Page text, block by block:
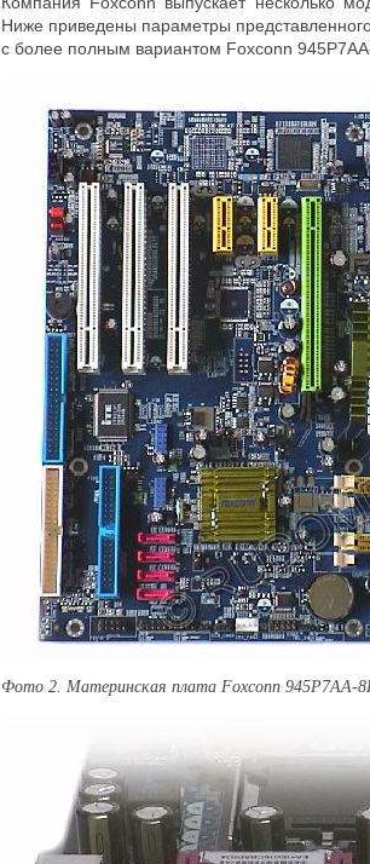
Ниже приведены параметры
с более полным вариантом Foxconn
Фото 2. Материнская плата Foxconn 945P7AA-